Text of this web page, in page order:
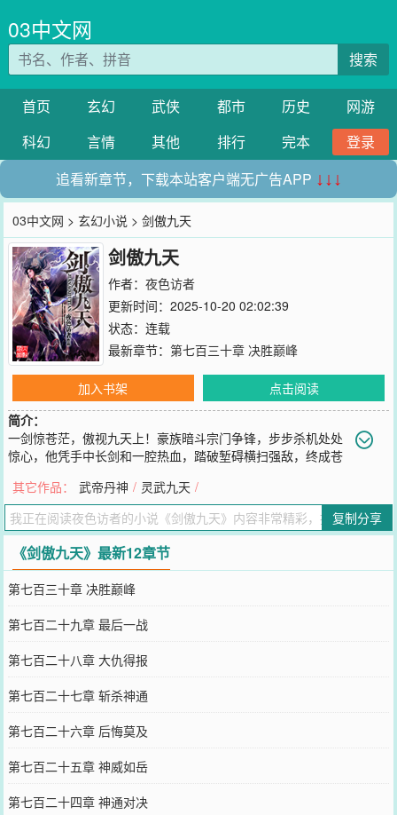
03中文网
搜索
首页 玄幻 武侠 都市 历史
网游
科幻
言情 其他 排行 完本
登录
追看新章节，下载本站客户端无广告APP ↓↓↓
03中文网 >玄幻小说 > 剑傲九天
剑傲九天
作者： 夜色访者
更新时间：2025-10-20 02:02:39
状态：连载
最新章节： 第七百三十章 决胜巅峰
加入书架
点击阅读
简介：
一剑惊苍茫，傲视九天上！豪族暗斗宗门争锋，步步杀机处处
惊心，他凭手中长剑和一腔热血，踏破堑碍横扫强敌，终成苍
境九重！剑修品阶：剑徒、剑士、剑师、剑圣、剑神六阶三品！㈠、
夜色访者
您要是觉得《剑傲九天》还不错的话请不要忘记向您QQ群和微博微信
里的朋友推荐哦！
其它作品： 武帝丹神 / 灵武九天 /
复制分享
《剑傲九天》最新12章节
第七百三十章 决胜巅峰
第七百二十九章 最后一战
第七百二十八章 大仇得报
第七百二十七章 斩杀神通
第七百二十六章 后悔莫及
第七百二十五章 神威如岳
第七百二十四章 神通对决